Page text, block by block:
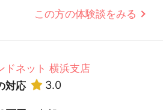
この方の体験談をみる
ドネット 横浜支店
対応
3.0